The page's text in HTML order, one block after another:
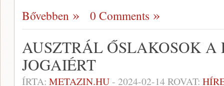
Bővebben 0 Comments
AUSZTRÁL ŐSLAKOSOK A
JOGAIÉRT
ÍRTA: METAZIN.HU- 2024-02-14ROVAT: